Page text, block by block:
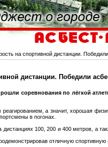
на спортивной дистанции.
дистанции. Победили
соревнования по лёгкой
а значит, хорошая
в погонах.
100, 200 и 400 метров, а
отличную спортивную